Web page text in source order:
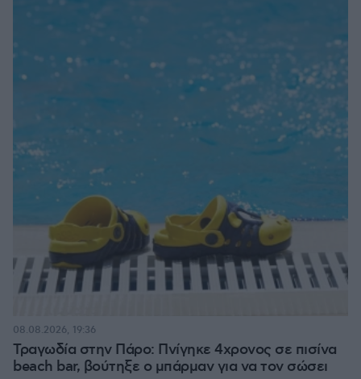
Τραγωδία στην Πάρο: Πνίγηκε 4χρονος σε πισίνα
beach bar, βούτηξε ο μπάρμαν για να τον σώσει
08.08.2026, 19:36